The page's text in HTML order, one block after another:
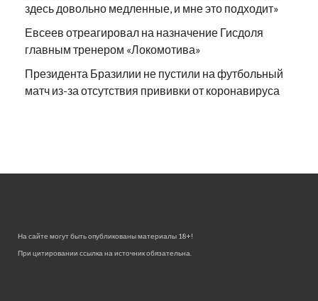
здесь довольно медленные, и мне это подходит»
Евсеев отреагировал на назначение Гисдоля
главным тренером «Локомотива»
Президента Бразилии не пустили на футбольный
матч из-за отсутствия прививки от коронавируса
На сайте могут быть опубликованы материалы 18+!
При цитировании ссылка на источник обязательна.